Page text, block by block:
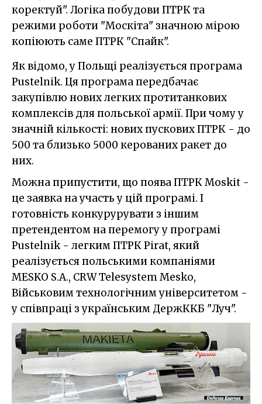
коректуй". Логіка побудови ПТРК та
режими роботи "Москіта" значною мірою
копіюють саме ПТРК "Спайк".
Як відомо, у Польщі реалізується програма
Pustelnik. Ця програма передбачає
закупівлю нових легких протитанкових
комплексів для польської армії. При чому у
значній кількості: нових пускових ПТРК - до
500 та близько 5000 керованих ракет до
них.
Можна припустити, що поява ПТРК Moskit -
це заявка на участь у цій програмі. І
готовність конкурурувати з іншим
претендентом на перемогу у програмі
Pustelnik - легким ПТРК Pirat, який
реалізується польськими компаніями
MESKO S.A., CRW Telesystem Mesko,
Військовим технологічним університетом -
у співпраці з українським ДержККБ "Луч".